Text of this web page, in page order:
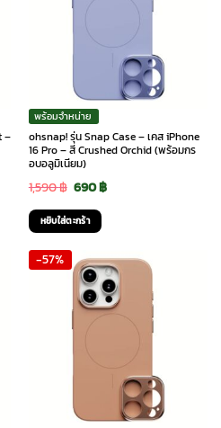
–
พร้อมจำหน่าย
ohsnap! รุ่น Snap Case – เคส iPhone
16 Pro – สี Crushed Orchid (พร้อมกร
อบอลูมิเนียม)
1,590฿ Original
price
was:
1,590 ฿.
690฿Current
690 ฿.
หยิบใส่ตะกร้า
-57%